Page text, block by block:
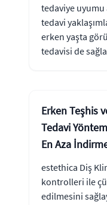
tedaviye uyumu
tedavi
erken yaşta
tedavisi de
Erken Teşhis
Tedavi
En Aza
estethica Diş
kontrolleri ile
edilmesini